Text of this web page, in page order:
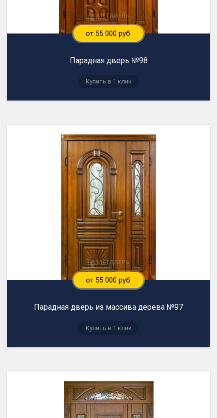
от 55 000 руб.
Парадная дверь №98
Купить в 1 клик
от 55 000 руб.
Парадная дверь из массива дерева №97
Купить в 1 клик